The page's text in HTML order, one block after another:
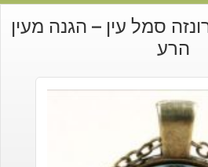
סמל עין – הגנה מעין
הרע